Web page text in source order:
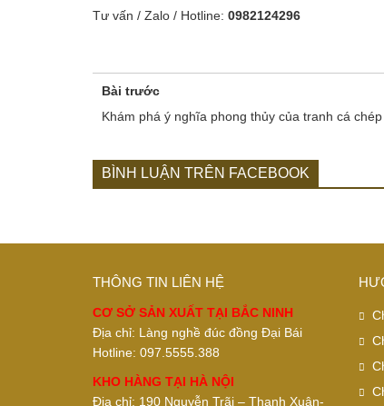
Tư vấn / Zalo / Hotline: 0982124296
Bài trước
Khám phá ý nghĩa phong thủy của tranh cá chép
BÌNH LUẬN TRÊN FACEBOOK
THÔNG TIN LIÊN HỆ
CƠ SỞ SẢN XUẤT TẠI BẮC NINH
Địa chỉ: Làng nghề đúc đồng Đại Bái
Hotline: 097.5555.388
KHO HÀNG TẠI HÀ NỘI
Địa chỉ: 190 Nguyễn Trãi – Thanh Xuân-